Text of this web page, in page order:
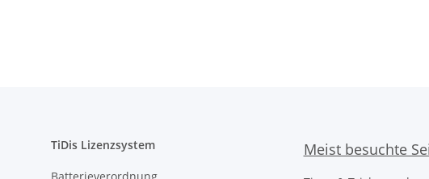
TiDis Lizenzsystem
Batterieverordnung
Meist besuchte